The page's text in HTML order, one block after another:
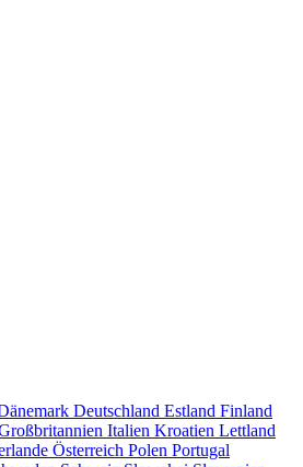
Deutschland Estland Finland
Italien Kroatien Lettland
Österreich Polen Portugal